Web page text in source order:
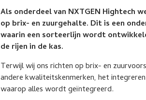
Als onderdeel van NXTGEN Hightech
op brix- en zuurgehalte. Dit is een
waarin een sorteerlijn wordt
de rijen in de kas.
Terwijl wij ons richten op brix- en
andere kwaliteitskenmerken, het
waarop alles wordt geïntegreerd.